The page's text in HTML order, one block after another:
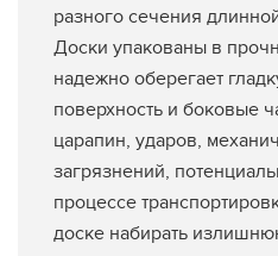
разного сечения
Доски упакованы в
надежно оберегает
поверхность и боковые
царапин, ударов,
загрязнений,
процессе
доске набирать